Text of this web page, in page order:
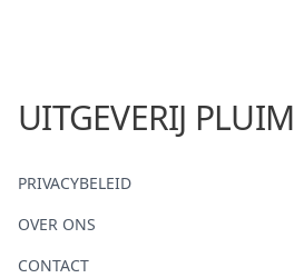
UITGEVERIJ PLUIM
PRIVACYBELEID
OVER ONS
CONTACT